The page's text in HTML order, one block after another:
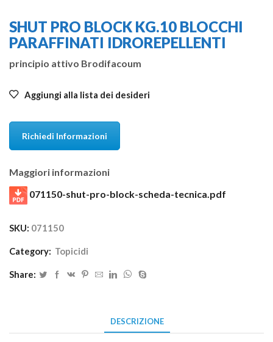
SHUT PRO BLOCK KG.10 BLOCCHI
PARAFFINATI IDROREPELLENTI
principio attivo Brodifacoum
Aggiungi alla lista dei desideri
Richiedi Informazioni
Maggiori informazioni
071150-shut-pro-block-scheda-tecnica.pdf
SKU: 071150
Category: Topicidi
Share:
DESCRIZIONE